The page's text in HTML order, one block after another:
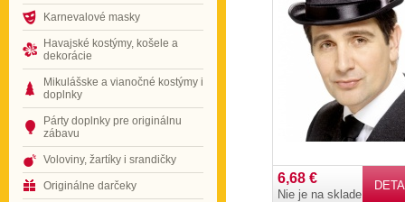
Karnevalové masky
Havajské kostýmy, košele a
dekorácie
Mikulášske a vianočné kostýmy i
doplnky
Párty doplnky pre originálnu
zábavu
Voloviny, žartíky i srandičky
Originálne darčeky 6,68 €
Nie je na sklade